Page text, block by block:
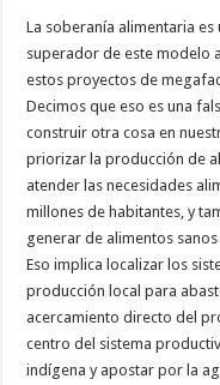
La soberanía alimentaria
superador de este modelo
estos proyectos de
Decimos que eso es una
construir otra cosa en
priorizar la producción de
atender las necesidades
millones de habitantes, y
generar de alimentos
Eso implica localizar los
producción local para
acercamiento directo del
centro del sistema
indígena y apostar por la